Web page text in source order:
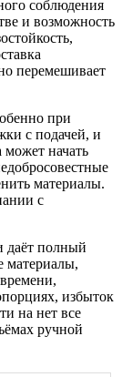
соблюдения
и возможность
перемешивает
при
с подачей, и
может начать
материалы.
с
даёт полный
материалы,
избыток
на нет все
ручной